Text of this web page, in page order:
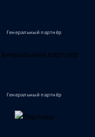
Генеральный партнёр
Генеральный партнёр